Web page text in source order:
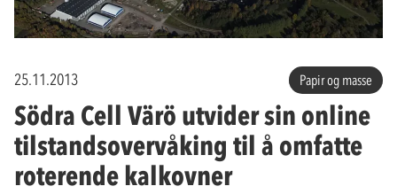
25.11.2013 Papir og masse
Södra Cell Värö utvider sin online
tilstandsovervåking til å omfatte
roterende kalkovner